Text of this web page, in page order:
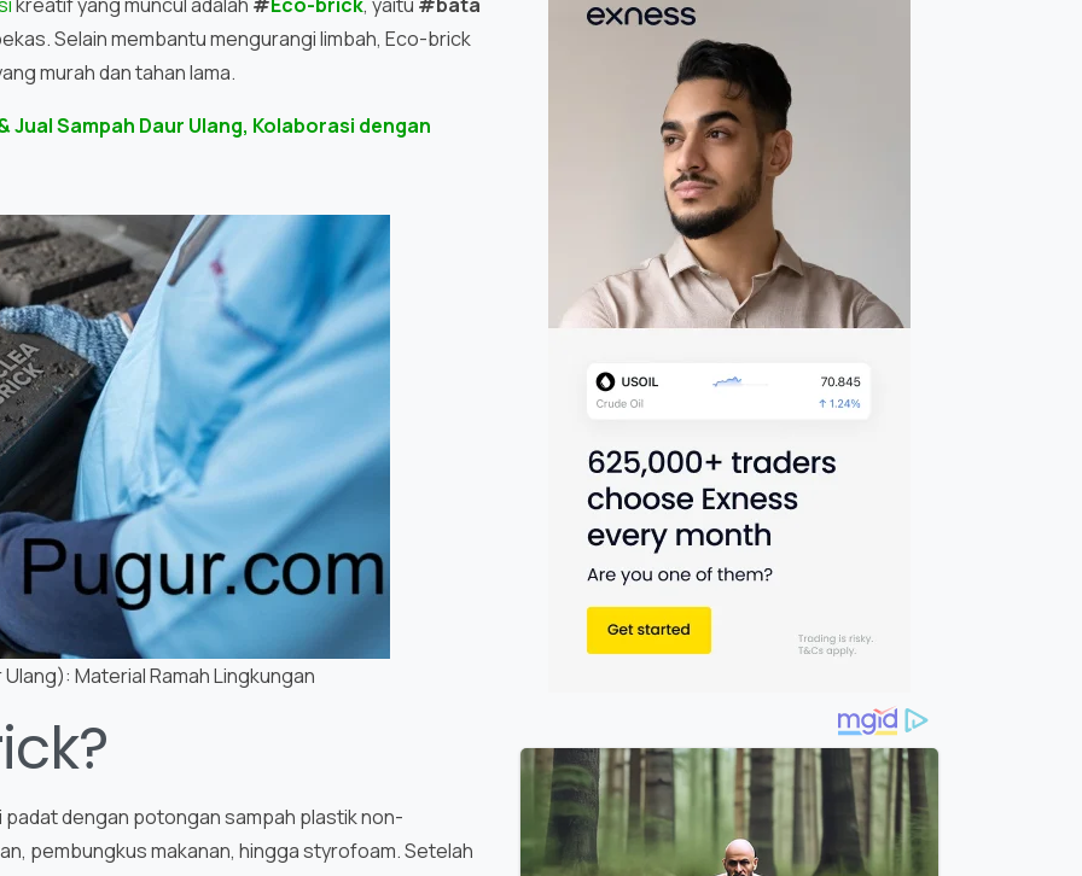
Selain membantu mengurangi limbah, Eco-brick
murah dan tahan lama.
Jual Sampah Daur Ulang, Kolaborasi dengan
Material Ramah Lingkungan
dengan potongan sampah plastik non-
pembungkus makanan, hingga styrofoam. Setelah